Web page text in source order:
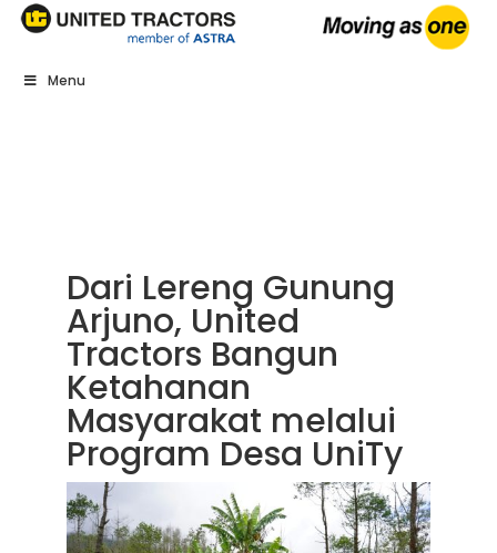
Menu
Dari Lereng Gunung
Arjuno, United
Tractors Bangun
Ketahanan
Masyarakat melalui
Program Desa UniTy